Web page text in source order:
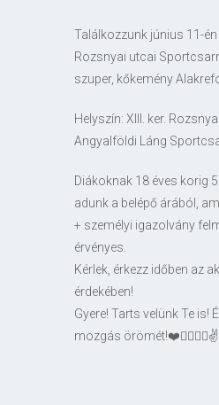
Találkozzunk június 11-
Rozsnyai utcai
szuper, kőkemény
Helyszín: XIII. ker.
Angyalföldi Láng
Diákoknak 18 éves korig
adunk a belépő árából,
+ személyi igazolvány
érvényes.
Kérlek, érkezz időben az
érdekében!
Gyere! Tarts velünk Te is!
mozgás örömét!❤️🤸‍♀️🤸‍♂️✌️